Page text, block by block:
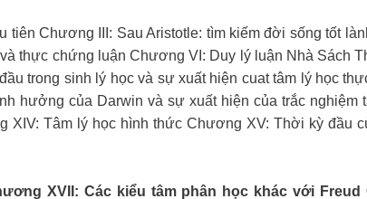
Chương III: Sau Aristotle: tìm kiếm đời sống tốt
thực chứng luận Chương VI: Duy lý luận Nhà Sách
trong sinh lý học và sự xuất hiện cuat tâm lý học
hưởng của Darwin và sự xuất hiện của trắc
Tâm lý học hình thức Chương XV: Thời kỳ đầu
XVII: Các kiểu tâm phân học khác với